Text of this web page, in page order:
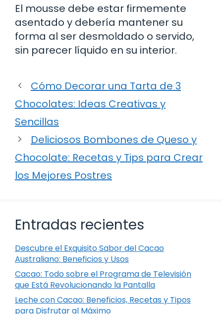
El mousse debe estar firmemente
asentado y debería mantener su
forma al ser desmoldado o servido,
sin parecer líquido en su interior.
Cómo Decorar una Tarta de 3
Chocolates: Ideas Creativas y
Sencillas
Deliciosos Bombones de Queso y
Chocolate: Recetas y Tips para Crear
los Mejores Postres
Entradas recientes
Descubre el Exquisito Sabor del Cacao
Australiano: Beneficios y Usos
Cacao: Todo sobre el Programa de Televisión
que Está Revolucionando la Pantalla
Leche con Cacao: Beneficios, Recetas y Tipos
para Disfrutar al Máximo